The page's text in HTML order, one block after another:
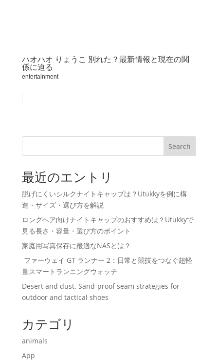
ハオハオ りょうこ 別れた？最新情報と現在の関
係に迫る
entertainment
Search
最近のエントリ
脱げにくいシルクナイトキャップは？Utukkyを例に構
造・サイズ・選び方を解説
ロングヘア向けナイトキャップのおすすめは？Utukkyで
見る長さ・容量・選び方のポイント
家庭用写真保存に最適なNASとは？
ファーウェイ GT ランナー 2：日常と競技をつなぐ超軽
量スマートランニングウォッチ
Desert and dust. Sand-proof seam strategies for
outdoor and tactical shoes
カテゴリ
animals
App